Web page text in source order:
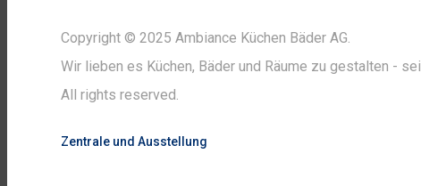
Copyright © 2025 Ambiance Küchen Bäder AG.
Wir lieben es Küchen, Bäder und Räume zu gestalten -
All rights reserved.
Zentrale und Ausstellung